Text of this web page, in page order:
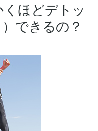
ほどデトッ
できるの？